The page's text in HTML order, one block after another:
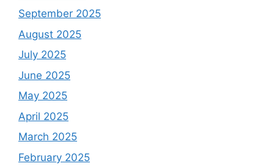
September 2025
August 2025
July 2025
June 2025
May 2025
April 2025
March 2025
February 2025